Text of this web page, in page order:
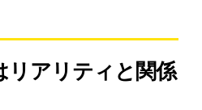
リアリティと関係